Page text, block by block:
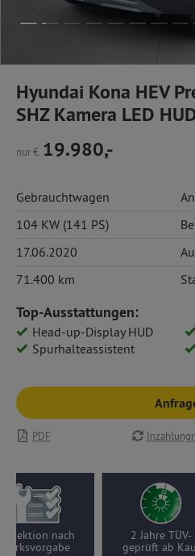
Hyundai Kona HEV
SHZ Kamera LED
nur€ 19.980,-
Gebrauchtwagen
104 KW (141 PS)
17.06.2020
71.400 km
Top-Ausstattungen:
Head-up-Display HUD
Spurhalteassistent
PDF
nach
Werksvorgabe
2 Jahre TÜV-
geprüft ab